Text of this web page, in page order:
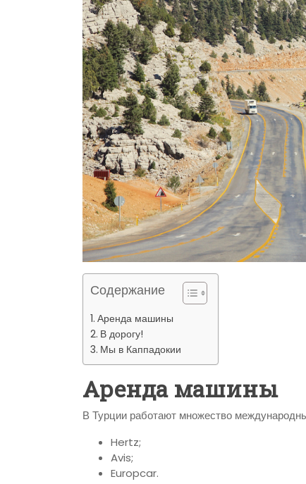
Содержание
Аренда машины
В дорогу!
Мы в Каппадокии
Аренда машины
В Турции работают множество
Hertz;
Avis;
Europcar.